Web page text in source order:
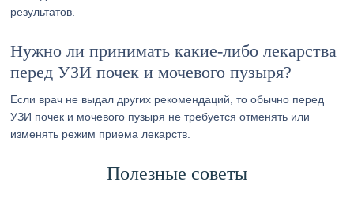
результатов.
Нужно ли принимать какие-либо лекарства
перед УЗИ почек и мочевого пузыря?
Если врач не выдал других рекомендаций, то обычно перед
УЗИ почек и мочевого пузыря не требуется отменять или
изменять режим приема лекарств.
Полезные советы